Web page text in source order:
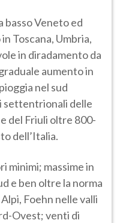
basso Veneto ed
Toscana, Umbria,
in diradamento da
aumento in
nel sud
settentrionali delle
del Friuli oltre 800-
dell’Italia.
minimi; massime in
e ben oltre la norma
Foehn nelle valli
Ovest; venti di